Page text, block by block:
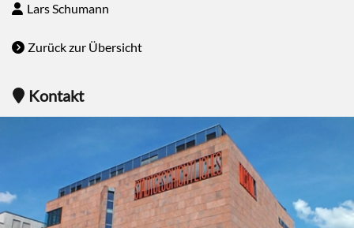
Lars Schumann
Zurück zur Übersicht
Kontakt